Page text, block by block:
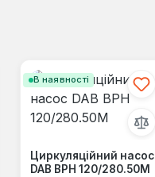
В наявності
Циркуляційний насос
DAB BPH 120/280.50M